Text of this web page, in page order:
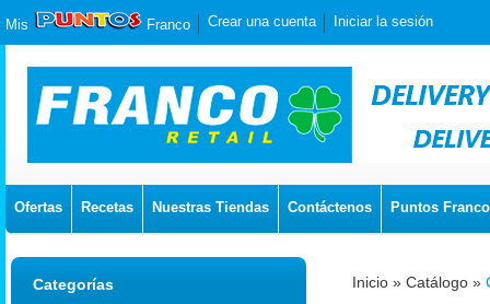
Mis Franco Crear una cuenta Iniciar la sesión
Ofertas Recetas Nuestras Tiendas Contáctenos Puntos Franco
Inicio » Catálogo »
Categorías